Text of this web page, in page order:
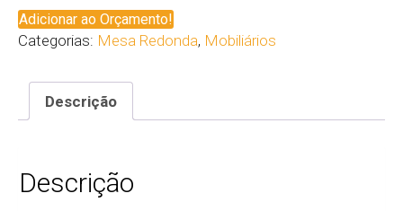
Adicionar ao Orçamento!
Categorias: Mesa Redonda, Mobiliários
Descrição
Descrição